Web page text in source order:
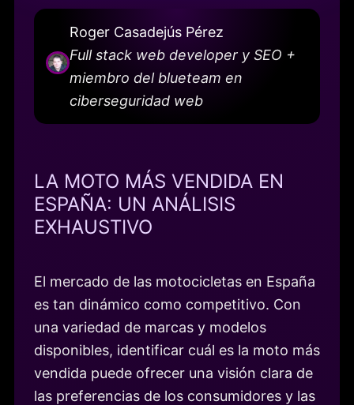
Roger Casadejús Pérez
Full stack web developer y SEO +
miembro del blueteam en
ciberseguridad web
LA MOTO MÁS VENDIDA EN
ESPAÑA: UN ANÁLISIS
EXHAUSTIVO
El mercado de las motocicletas en España
es tan dinámico como competitivo. Con
una variedad de marcas y modelos
disponibles, identificar cuál es la moto más
vendida puede ofrecer una visión clara de
las preferencias de los consumidores y las